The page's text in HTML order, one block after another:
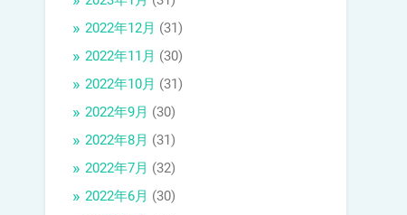
2022年12月 (31)
2022年11月 (30)
2022年10月 (31)
2022年9月 (30)
2022年8月 (31)
2022年7月 (32)
2022年6月 (30)